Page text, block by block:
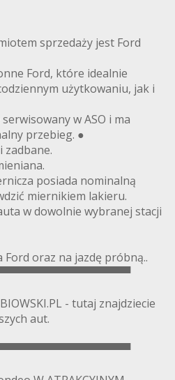
sprzedaży jest Ford
Ford, które idealnie
użytkowaniu, jak i
w ASO i ma
przebieg. ●
zadbane.
posiada nominalną
miernikiem lakieru.
w dowolnie wybranej stacji
oraz na jazdę próbną..
- tutaj znajdziecie
aut.